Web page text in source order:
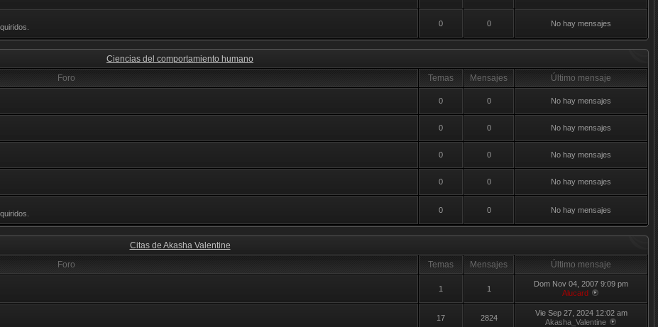
0 0 No hay mensajes
Ciencias del comportamiento humano
Foro
Temas Mensajes Último mensaje
0 0 No hay mensajes
0 0 No hay mensajes
0 0 No hay mensajes
0 0 No hay mensajes
0 0 No hay mensajes
Citas de Akasha Valentine
Foro
Temas Mensajes
Último mensaje
1 1
Dom Nov 04, 2007 9:09 pm
Alucard
17 2824
Vie Sep 27, 2024 12:02 am
Akasha_Valentine